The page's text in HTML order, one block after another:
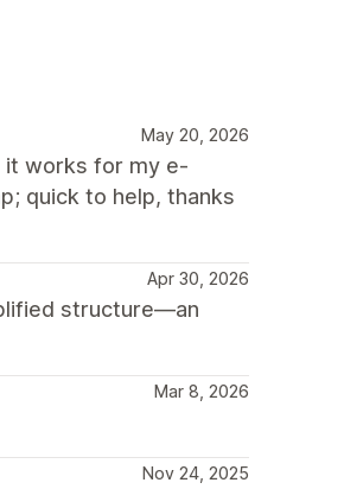
May 20, 2026
it works for my e-
quick to help, thanks
Apr 30, 2026
structure—an
Mar 8, 2026
Nov 24, 2025